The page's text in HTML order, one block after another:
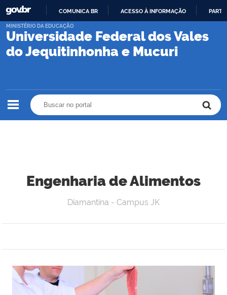
PARA
CONTEÚDO
COMUNICA BR ACESSO À INFORMAÇÃO
Universidade Federal dos Vales
do Jequitinhonha e Mucuri
MINISTÉRIO DA EDUCAÇÃO
Engenharia de Alimentos
Diamantina - Campus JK